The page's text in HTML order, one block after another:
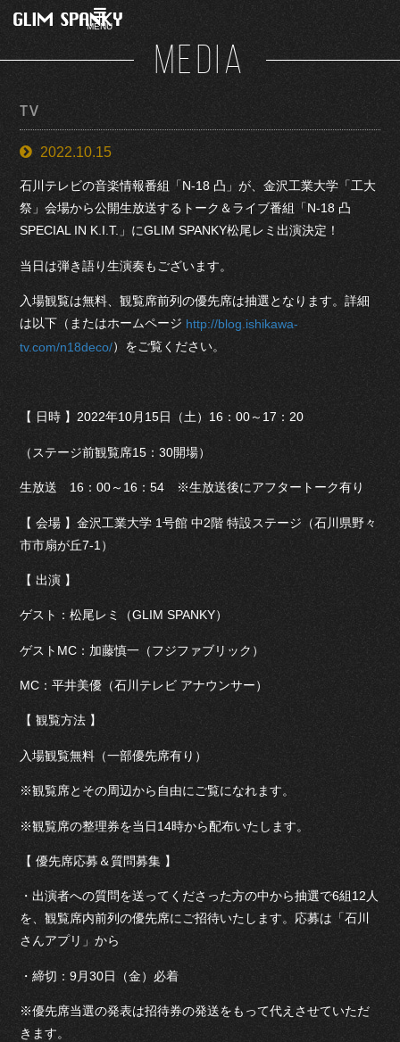
MENU
MEDIA
TV
2022.10.15
石川テレビの音楽情報番組「N-18 凸」が、金沢工業大学「工大
祭」会場から公開生放送するトーク＆ライブ番組「N-18 凸
SPECIAL IN K.I.T.」にGLIM SPANKY松尾レミ出演決定！
当日は弾き語り生演奏もございます。
入場観覧は無料、観覧席前列の優先席は抽選となります。詳細
は以下（またはホームページ http://blog.ishikawa-
tv.com/n18deco/）をご覧ください。
【 日時 】2022年10月15日（土）16：00～17：20
（ステージ前観覧席15：30開場）
生放送 16：00～16：54 ※生放送後にアフタートーク有り
【 会場 】金沢工業大学 1号館 中2階 特設ステージ（石川県野々
市市扇が丘7-1）
【 出演 】
ゲスト：松尾レミ（GLIM SPANKY）
ゲストMC：加藤慎一（フジファブリック）
MC：平井美優（石川テレビ アナウンサー）
【 観覧方法 】
入場観覧無料（一部優先席有り）
※観覧席とその周辺から自由にご覧になれます。
※観覧席の整理券を当日14時から配布いたします。
【 優先席応募＆質問募集 】
・出演者への質問を送ってくださった方の中から抽選で6組12人
を、観覧席内前列の優先席にご招待いたします。応募は「石川
さんアプリ」から
・締切：9月30日（金）必着
※優先席当選の発表は招待券の発送をもって代えさせていただ
きます。